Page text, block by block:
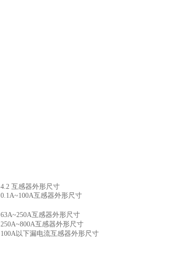
4.2 互感器外形尺寸
0.1A~100A互感器外形尺寸
63A~250A互感器外形尺寸
250A~800A互感器外形尺寸
100A以下漏电流互感器外形尺寸